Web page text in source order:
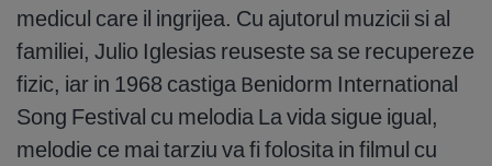
medicul care il ingrijea. Cu ajutorul muzicii si al
familiei, Julio Iglesias reuseste sa se recupereze
fizic, iar in 1968 castiga Benidorm International
Song Festival cu melodia La vida sigue igual,
melodie ce mai tarziu va fi folosita in filmul cu